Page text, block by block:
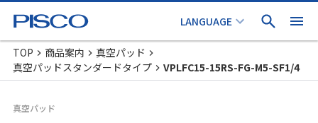
TOP 商品案内
真空パッド
真空パッドスタンダードタイプ
VPLFC15-15RS-FG-M5-SF1/4
真空パッド